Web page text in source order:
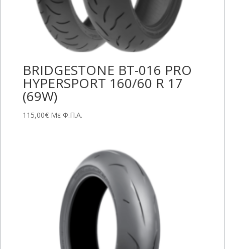
BRIDGESTONE BT-016 PRO
HYPERSPORT 160/60 R 17
(69W)
115,00€ Με Φ.Π.Α.